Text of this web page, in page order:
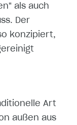
als auch
Der
konzipiert,
Art
außen aus